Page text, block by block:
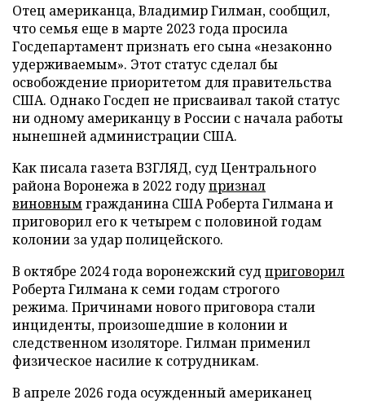
Отец американца, Владимир Гилман, сообщил,
что семья еще в марте 2023 года просила
Госдепартамент признать его сына «незаконно
удерживаемым». Этот статус сделал бы
освобождение приоритетом для правительства
США. Однако Госдеп не присваивал такой статус
ни одному американцу в России с начала работы
нынешней администрации США.
Как писала газета ВЗГЛЯД, суд Центрального
района Воронежа в 2022 годупризнал
виновнымгражданина США Роберта Гилмана и
приговорил его к четырем с половиной годам
колонии за удар полицейского.
В октябре 2024 года воронежский суд приговорил
Роберта Гилмана к семи годам строгого
режима. Причинами нового приговора стали
инциденты, произошедшие в колонии и
следственном изоляторе. Гилман применил
физическое насилие к сотрудникам.
В апреле 2026 года осужденный американец